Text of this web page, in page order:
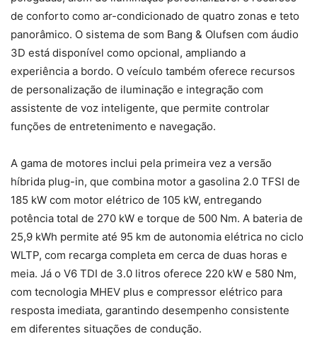
de conforto como ar-condicionado de quatro zonas e teto
panorâmico. O sistema de som Bang & Olufsen com áudio
3D está disponível como opcional, ampliando a
experiência a bordo. O veículo também oferece recursos
de personalização de iluminação e integração com
assistente de voz inteligente, que permite controlar
funções de entretenimento e navegação.
A gama de motores inclui pela primeira vez a versão
híbrida plug-in, que combina motor a gasolina 2.0 TFSI de
185 kW com motor elétrico de 105 kW, entregando
potência total de 270 kW e torque de 500 Nm. A bateria de
25,9 kWh permite até 95 km de autonomia elétrica no ciclo
WLTP, com recarga completa em cerca de duas horas e
meia. Já o V6 TDI de 3.0 litros oferece 220 kW e 580 Nm,
com tecnologia MHEV plus e compressor elétrico para
resposta imediata, garantindo desempenho consistente
em diferentes situações de condução.